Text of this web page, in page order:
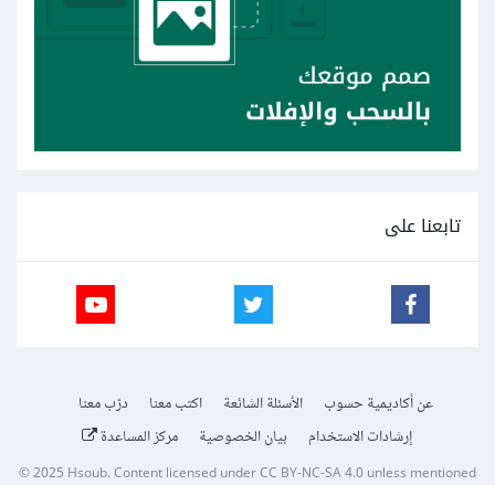
تابعنا على
عن أكاديمية حسوب الأسئلة الشائعة اكتب معنا
درّب معنا
إرشادات الاستخدام
بيان الخصوصية مركز المساعدة
© 2025Hsoub.Content licensed underCC BY-NC-SA 4.0unless mentioned